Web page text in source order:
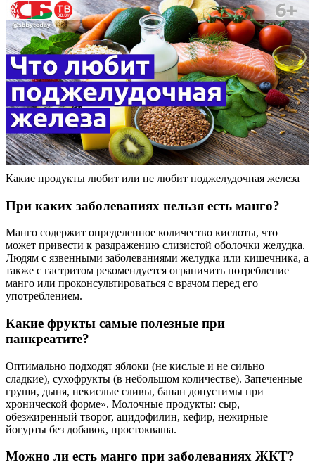
Какие продукты любит или не любит поджелудочная железа
При каких заболеваниях нельзя есть манго?
Манго содержит определенное количество кислоты, что
может привести к раздражению слизистой оболочки желудка.
Людям с язвенными заболеваниями желудка или кишечника, а
также с гастритом рекомендуется ограничить потребление
манго или проконсультироваться с врачом перед его
употреблением.
Какие фрукты самые полезные при
панкреатите?
Оптимально подходят яблоки (не кислые и не сильно
сладкие), сухофрукты (в небольшом количестве). Запеченные
груши, дыня, некислые сливы, банан допустимы при
хронической форме». Молочные продукты: сыр,
обезжиренный творог, ацидофилин, кефир, нежирные
йогурты без добавок, простокваша.
Можно ли есть манго при заболеваниях ЖКТ?